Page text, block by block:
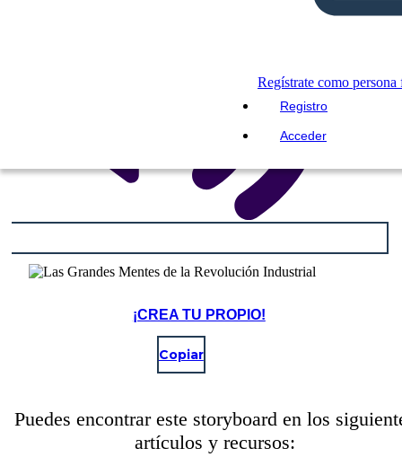
Regístrate como persona
Registro
Acceder
¡CREA TU PROPIO!
Copiar
Puedes encontrar este storyboard en los
artículos y recursos: